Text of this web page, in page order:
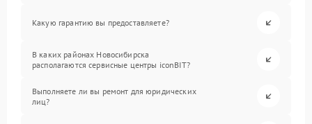
Какую гарантию вы предоставляете?
В каких районах Новосибирска
располагаются сервисные центры iconBIT?
Выполняете ли вы ремонт для юридических
лиц?